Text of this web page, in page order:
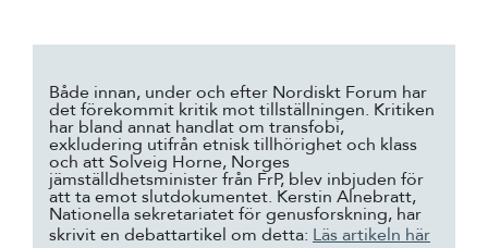
Både innan, under och efter Nordiskt Forum har
det förekommit kritik mot tillställningen. Kritiken
har bland annat handlat om transfobi,
exkludering utifrån etnisk tillhörighet och klass
och att Solveig Horne, Norges
jämställdhetsminister från FrP, blev inbjuden för
att ta emot slutdokumentet. Kerstin Alnebratt,
Nationella sekretariatet för genusforskning, har
skrivit en debattartikel om detta: Läs artikeln här